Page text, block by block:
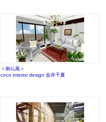
＜南仏風＞
coco interior design 金井千夏